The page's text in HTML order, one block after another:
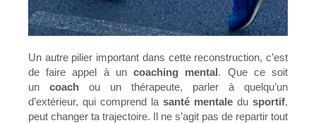
Un autre pilier important dans cette reconstruction, c’est
de faire appel à uncoaching mental. Que ce soit
un coach ou un thérapeute, parler à quelqu’un
d’extérieur, qui comprend la santé mentale du sportif,
peut changer ta trajectoire. Il ne s’agit pas de repartir tout